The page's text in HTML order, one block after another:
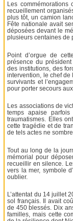
Les
recueillement
plus tôt, un camion
Fête nationale avait
déposées devant le
plusieurs centaines de
Point d’orgue de
présence du
des institutions, des
intervention, le chef de
survivants et
pour porter secours
Les associations de
temps apaise
traumatismes. Elles
cette tragédie et de
de tels actes ne
Tout au long de la
mémorial pour
recueillir en silence.
vers la mer, symbole
oublier.
L’attentat du 14 juillet
sol français. Il avait
de 450 blessés. Dix
familles, mais cette